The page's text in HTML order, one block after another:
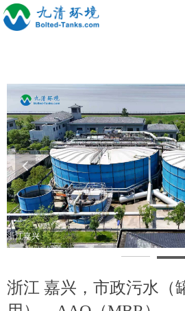
浙江 嘉兴，市政污水（
浙江嘉兴
넳